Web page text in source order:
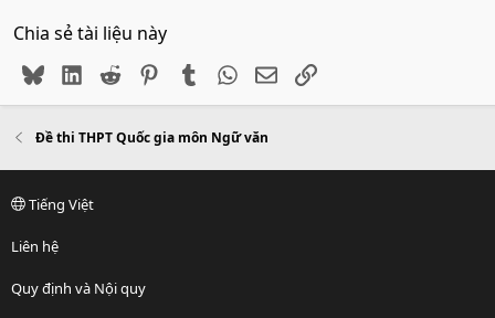
Chia sẻ tài liệu này
BlueskyLinkedIn
Reddit PinterestTumblr WhatsApp
EmailLink
Đề thi THPT Quốc gia môn Ngữ văn
Tiếng Việt
Liên hệ
Quy định và Nội quy